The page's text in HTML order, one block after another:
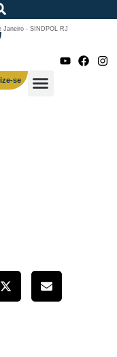
Janeiro - SINDPOL RJ
se